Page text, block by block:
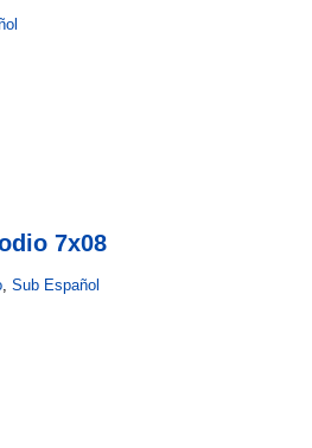
7x08
, Sub Español